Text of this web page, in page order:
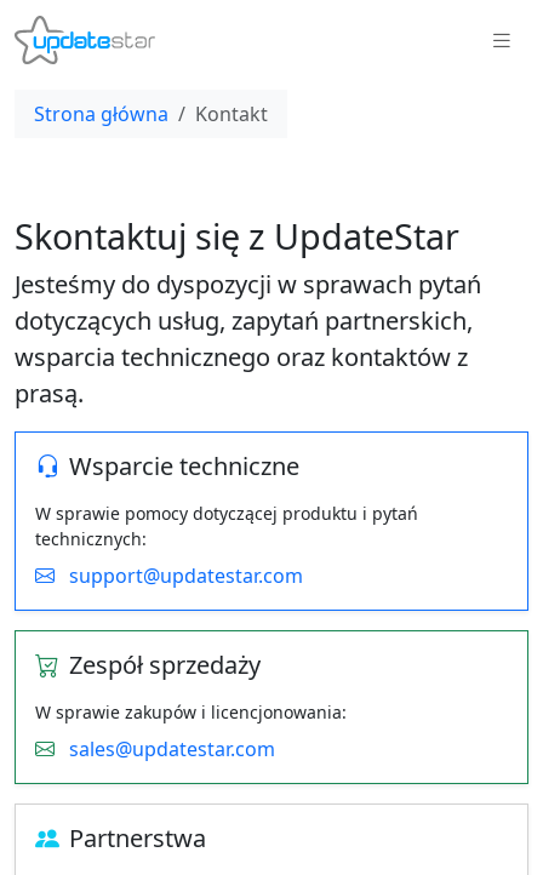
Strona główna Kontakt
Skontaktuj się z UpdateStar
Jesteśmy do dyspozycji w sprawach pytań
dotyczących usług, zapytań partnerskich,
wsparcia technicznego oraz kontaktów z
prasą.
Wsparcie techniczne
W sprawie pomocy dotyczącej produktu i pytań
technicznych:
support@updatestar.com
Zespół sprzedaży
W sprawie zakupów i licencjonowania:
sales@updatestar.com
Partnerstwa